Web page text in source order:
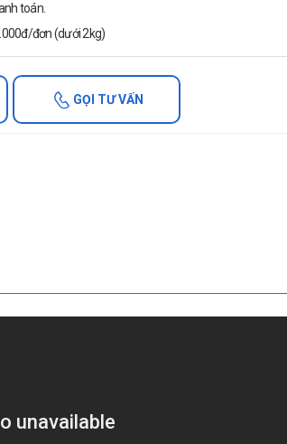
toán.
đơn (dưới 2kg)
GỌI TƯ VẤN